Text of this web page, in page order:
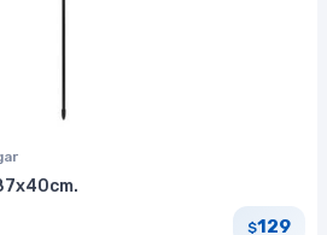
$129